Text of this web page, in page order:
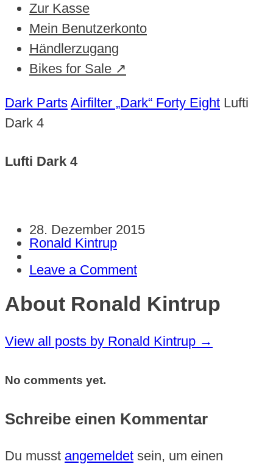
Zur Kasse
Mein Benutzerkonto
Händlerzugang
Bikes for Sale ↗
Dark Parts Airfilter „Dark“ Forty Eight Lufti
Dark 4
Lufti Dark 4
28. Dezember 2015
Ronald Kintrup
Leave a Comment
About Ronald Kintrup
View all posts by Ronald Kintrup →
No comments yet.
Schreibe einen Kommentar
Du musst angemeldet sein, um einen